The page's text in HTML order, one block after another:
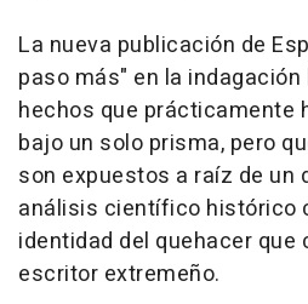
La nueva publicación de
paso más" en la
hechos que prácticamente
bajo un solo prisma, pero
son expuestos a raíz de un
análisis científico histórico
identidad del quehacer que
escritor extremeño.